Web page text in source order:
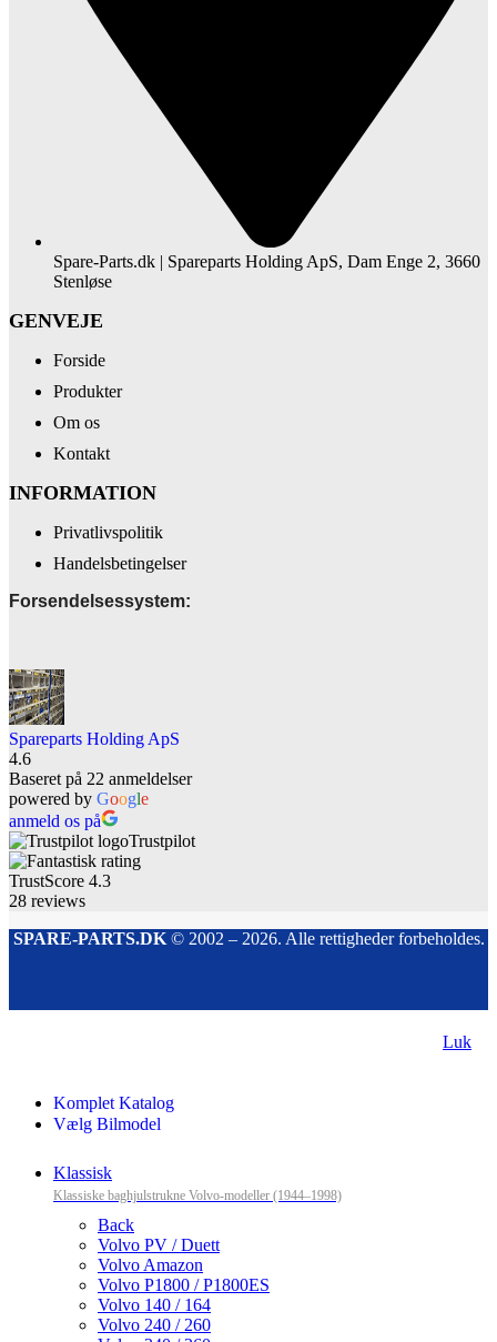
Spare-Parts.dk | Spareparts Holding ApS, Dam Enge 2, 3660
Stenløse
GENVEJE
Forside
Produkter
Om os
Kontakt
INFORMATION
Privatlivspolitik
Handelsbetingelser
Forsendelsessystem:
Spareparts Holding ApS
4.6
Baseret på 22 anmeldelser
powered by Google
anmeld os på
Trustpilot
TrustScore 4.3
28 reviews
SPARE-PARTS.DK© 2002 – 2026. Alle rettigheder forbeholdes.
Luk
Komplet Katalog
Vælg Bilmodel
Klassisk
Klassiske baghjulstrukne Volvo-modeller (1944–1998)
Back
Volvo PV / Duett
Volvo Amazon
Volvo P1800 / P1800ES
Volvo 140 / 164
Volvo 240 / 260